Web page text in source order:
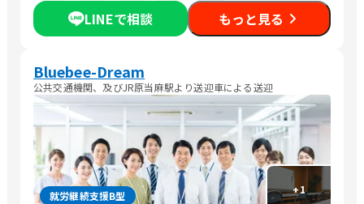
LINEで相談 もっと見る
Bluebee-Dream
公共交通機関、及びJR原当麻駅より送迎車による送迎
+1
就労継続支援B型